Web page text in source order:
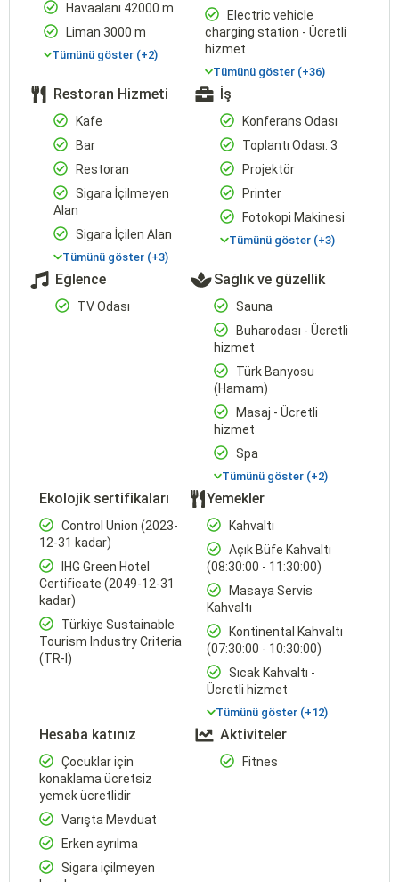
Havaalanı 42000 m
Liman 3000 m
Tümünü göster (+2)
Electric vehicle
charging station - Ücretli
hizmet
Tümünü göster (+36)
Restoran Hizmeti
Kafe
Bar
Restoran
Sigara İçilmeyen
Alan
Sigara İçilen Alan
Tümünü göster (+3)
İş
Konferans Odası
Toplantı Odası: 3
Projektör
Printer
Fotokopi Makinesi
Tümünü göster (+3)
Eğlence
TV Odası
Sağlık ve güzellik
Sauna
Buharodası - Ücretli
hizmet
Türk Banyosu
(Hamam)
Masaj - Ücretli
hizmet
Spa
Tümünü göster (+2)
Ekolojik sertifikaları
Control Union (2023-
12-31 kadar)
IHG Green Hotel
Certificate (2049-12-31
kadar)
Türkiye Sustainable
Tourism lndustry Criteria
(TR-I)
Yemekler
Kahvaltı
Açık Büfe Kahvaltı
(08:30:00 - 11:30:00)
Masaya Servis
Kahvaltı
Kontinental Kahvaltı
(07:30:00 - 10:30:00)
Sıcak Kahvaltı -
Ücretli hizmet
Tümünü göster (+12)
Hesaba katınız
Çocuklar için
konaklama ücretsiz
yemek ücretlidir
Varışta Mevduat
Erken ayrılma
Sigara içilmeyen
Aktiviteler
Fitnes